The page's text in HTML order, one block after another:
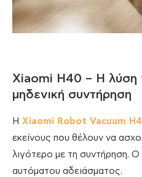
Xiaomi H40 – Η λύση
μηδενική συντήρηση
Η Xiaomi Robot Vacuum
εκείνους που θέλουν να
λιγότερο με τη συντήρηση.
αυτόματου αδειάσματος.